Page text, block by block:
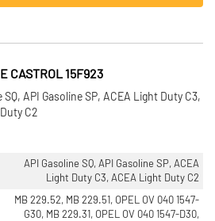
CASTROL 15F923
SQ, API Gasoline SP, ACEA Light Duty C3,
C2
API Gasoline SQ, API Gasoline SP, ACEA
Light Duty C3, ACEA Light Duty C2
MB 229.52, MB 229.51, OPEL OV 040 1547-
G30, MB 229.31, OPEL OV 040 1547-D30,